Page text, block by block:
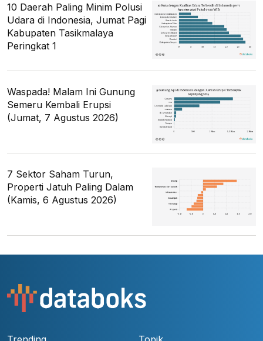
10 Daerah Paling Minim Polusi
Udara di Indonesia, Jumat Pagi
Kabupaten Tasikmalaya
Peringkat 1
Waspada! Malam Ini Gunung
Semeru Kembali Erupsi
(Jumat, 7 Agustus 2026)
7 Sektor Saham Turun,
Properti Jatuh Paling Dalam
(Kamis, 6 Agustus 2026)